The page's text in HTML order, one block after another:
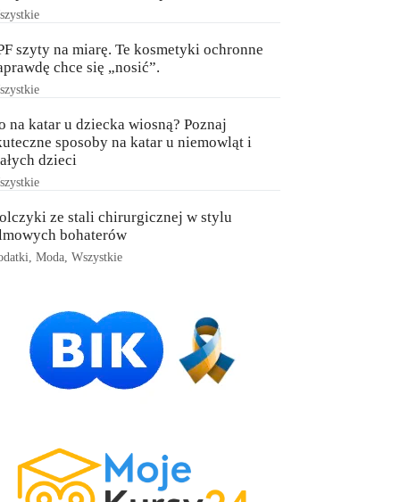
szyty na miarę. Te kosmetyki ochronne
chce się „nosić”.
na katar u dziecka wiosną? Poznaj
sposoby na katar u niemowląt i
dzieci
ze stali chirurgicznej w stylu
bohaterów
,Moda,Wszystkie